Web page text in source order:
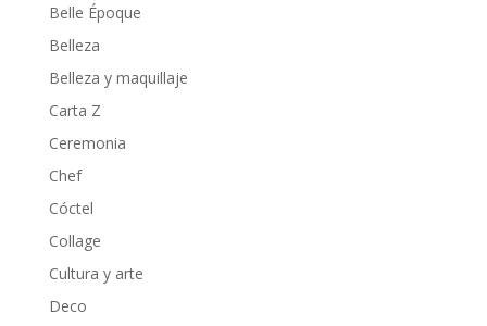
Belle Époque
Belleza
Belleza y maquillaje
Carta Z
Ceremonia
Chef
Cóctel
Collage
Cultura y arte
Deco